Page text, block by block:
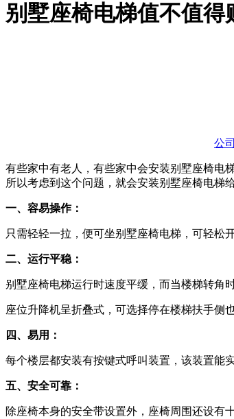
别墅座椅电梯值不值得
公
有些家中有老人，有些家中会安装别墅座椅电
所以考虑到这个问题，就会安装别墅座椅电梯
一、容易操作：
只需轻轻一拉，便可坐别墅座椅电梯，可轻松
二、运行平稳：
别墅座椅电梯运行时速度平缓，而当楼梯转角
座位升降机呈折叠式，可选择停在楼梯扶手侧
四、易用：
每个楼层都安装有按键式呼叫装置，该装置能
五、安全可靠：
除座椅本身的安全带设置外，座椅周围还设有